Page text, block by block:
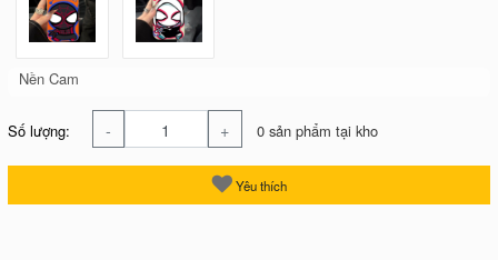
Nền Cam
Số lượng: - + 0 sản phẩm tại kho
Yêu thích